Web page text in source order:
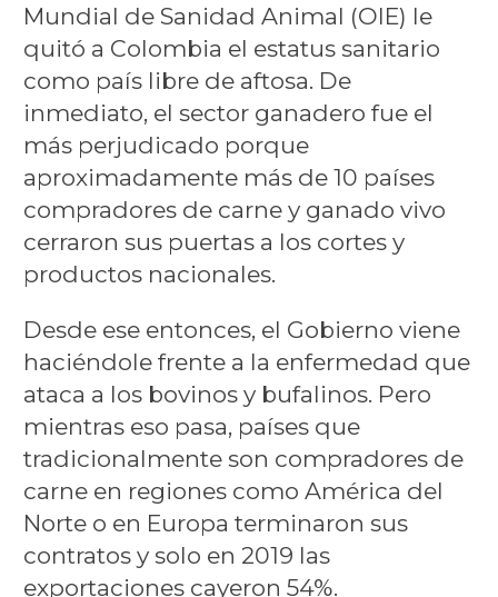
Mundial de Sanidad Animal (OIE) le
quitó a Colombia el estatus sanitario
como país libre de aftosa. De
inmediato, el sector ganadero fue el
más perjudicado porque
aproximadamente más de 10 países
compradores de carne y ganado vivo
cerraron sus puertas a los cortes y
productos nacionales.
Desde ese entonces, el Gobierno viene
haciéndole frente a la enfermedad que
ataca a los bovinos y bufalinos. Pero
mientras eso pasa, países que
tradicionalmente son compradores de
carne en regiones como América del
Norte o en Europa terminaron sus
contratos y solo en 2019 las
exportaciones cayeron 54%.